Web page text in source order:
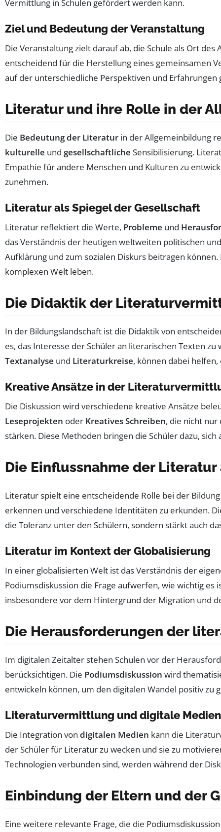
Vermittlung in Schulen gefördert werden kann.
Ziel und Bedeutung der Veranstaltung
Die Veranstaltung zielt darauf ab, die Schule als Ort
entscheidend für die Herstellung eines gemeinsamen
auf der unterschiedliche Perspektiven und
Literatur und ihre Rolle in der
Die Bedeutung der Literatur in der Allgemeinbildung
kulturelle und gesellschaftliche Sensibilisierung.
Empathie für andere Menschen und Kulturen zu
zunehmen.
Literatur als Spiegel der Gesellschaft
Literatur reflektiert die Werte, Probleme und
das Verständnis der heutigen weltweiten politischen
Aufklärung und zum sozialen Diskurs beitragen
komplexen Welt leben.
Die Didaktik der
In der Bildungslandschaft ist die Didaktik von
es, das Interesse der Schüler an literarischen Texten
Textanalyse und Literaturkreise, können dabei
Kreative Ansätze in der
Die Diskussion wird verschiedene kreative Ansätze
Leseprojekten oder Kreatives Schreiben, die nicht
stärken. Diese Methoden bringen die Schüler dazu,
Die Einflussnahme der
Literatur spielt eine entscheidende Rolle bei der
erkennen und verschiedene Identitäten zu erkunden.
die Toleranz unter den Schülern, sondern stärkt auch
Literatur im Kontext der Globalisierung
In einer globalisierten Welt ist das Verständnis der
Podiumsdiskussion die Frage aufwerfen, wie wichtig
insbesondere vor dem Hintergrund der Migration und
Die Herausforderungen der
Im digitalen Zeitalter stehen Schulen vor der
berücksichtigen. Die Podiumsdiskussion wird
entwickeln können, um den digitalen Wandel positiv
Literaturvermittlung und digitale Medien
Die Integration von digitalen Medien kann die
der Schüler für Literatur zu wecken und sie zu
Technologien verbunden sind, werden während der
Einbindung der Eltern und der
Eine weitere relevante Frage, die die